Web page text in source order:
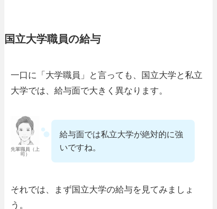
国立大学職員の給与
一口に「大学職員」と言っても、国立大学と私立
大学では、給与面で大きく異なります。
先輩職員（上
司）
給与面では私立大学が絶対的に強
いですね。
それでは、まず国立大学の給与を見てみましょ
う。